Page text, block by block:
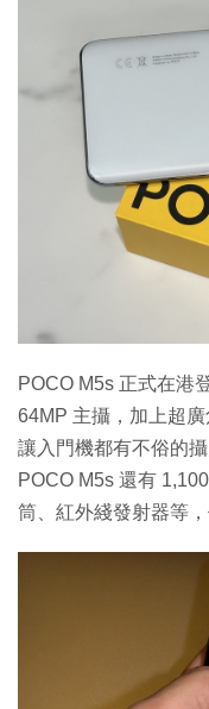
POCO M5s 正式在港
64MP 主攝，加上超
讓入門機都有不俗的
POCO M5s 還有
筒、紅外綫發射器等